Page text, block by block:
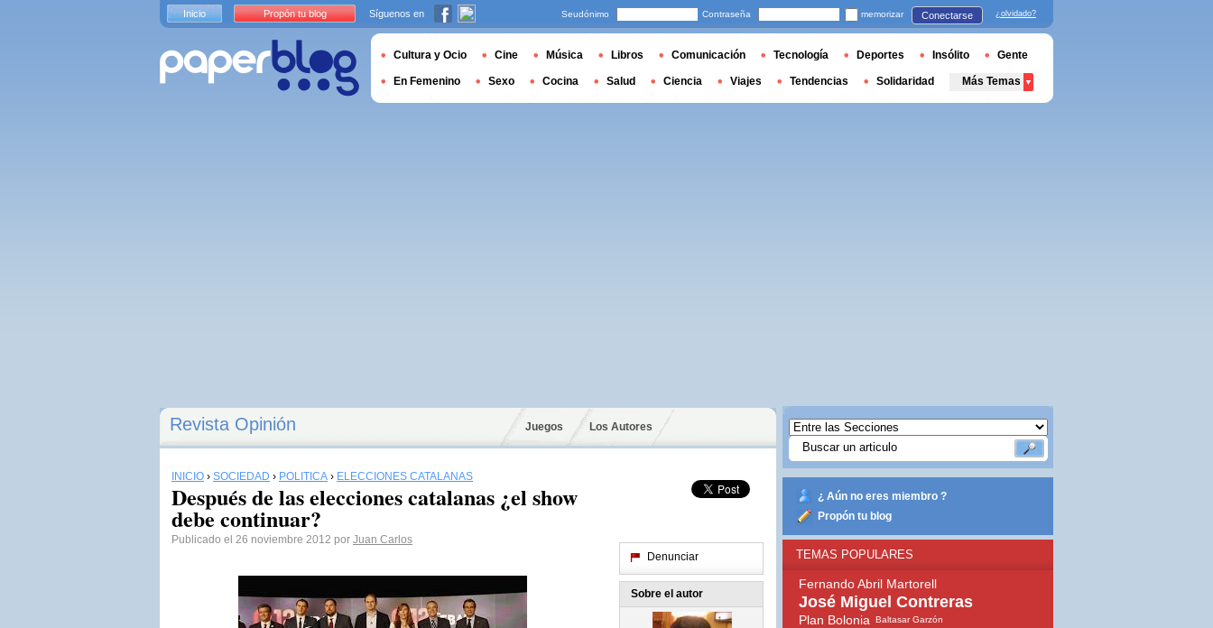
Revista Opinión Juegos Los Autores
INICIO › SOCIEDAD › POLÍTICA › ELECCIONES CATALANAS
Después de las elecciones catalanas ¿el show
debe continuar?
Publicado el 26 noviembre 2012 por Juan Carlos
Denunciar
Sobre el autor
¿ Aún no eres miembro ?
Propón tu blog
TEMAS POPULARES
Fernando Abril Martorell
José Miguel Contreras
Plan Bolonia Baltasar Garzón
Inicio Propón tu blog Síguenos en Seudónimo Contraseña memorizar Conectarse ¿olvidado?
Cultura y Ocio Cine Música Libros Comunicación Tecnología Deportes Insólito Gente
En Femenino Sexo Cocina Salud Ciencia Viajes Tendencias Solidaridad Más Temas